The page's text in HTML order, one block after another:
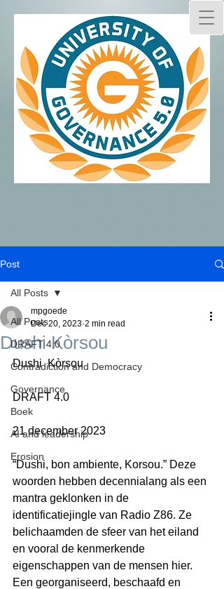
Post
All Posts
DRAFT 4.0
Contradiction and Democracy
Governance
Boek
AI and leadership
Erosion
All Posts
Dushi Kòrsou
mpgoede
Dec 20, 2023 2 min read
Dushi  Kòrsou
DRAFT 4.0
21 december 2023
“Dushi, bon ambiente, Korsou.” Deze
woorden hebben decennialang als een
mantra geklonken in de
identificatiejingle van Radio Z86. Ze
belichaamden de sfeer van het eiland
en vooral de kenmerkende
eigenschappen van de mensen hier.
Een georganiseerd, beschaafd en